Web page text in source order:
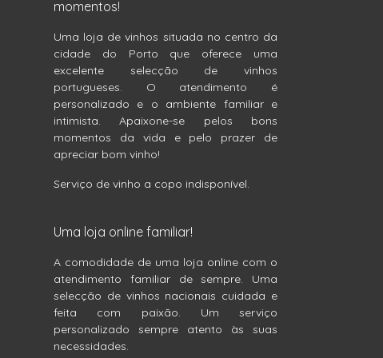
momentos!
Uma loja de vinhos situada no centro da
cidade do Porto que oferece uma
excelente selecção de vinhos
portugueses. O atendimento é
personalizado e o ambiente familiar e
intimista. Apaixone-se pelos bons
momentos da vida e pelo prazer de
apreciar bom vinho!
Serviço de vinho a copo indisponível.
Uma loja online familiar!
A comodidade de uma loja online com o
atendimento familiar de sempre. Uma
selecção de vinhos nacionais cuidada e
feita com paixão. Um serviço
personalizado sempre atento às suas
necessidades.